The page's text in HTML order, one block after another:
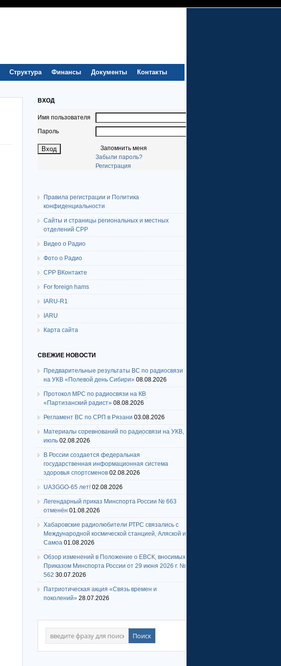
Структура Финансы Документы Контакты
ВХОД
Имя пользователя
Пароль
Запомнить меня
Забыли пароль?
Регистрация
Правила регистрации и Политика
конфиденциальности
Сайты и страницы региональных и местных
отделений СРР
Видео о Радио
Фото о Радио
СРР ВКонтакте
For foreign hams
IARU-R1
IARU
Карта сайта
СВЕЖИЕ НОВОСТИ
Предварительные результаты ВС по радиосвязи
на УКВ «Полевой день Сибири» 08.08.2026
Протокол МРС по радиосвязи на КВ
«Партизанский радист» 08.08.2026
Регламент ВС по СРП в Рязани 03.08.2026
Материалы соревнований по радиосвязи на УКВ,
июль 02.08.2026
В России создается федеральная
государственная информационная система
здоровья спортсменов 02.08.2026
UA3GGO-65 лет! 02.08.2026
Легендарный приказ Минспорта России № 663
отменён 01.08.2026
Хабаровские радиолюбители РТРС связались с
Международной космической станцией, Аляской и
Самоа 01.08.2026
Обзор изменений в Положение о ЕВСК, вносимых
Приказом Минспорта России от 29 июня 2026 г. №
562 30.07.2026
Патриотическая акция «Связь времен и
поколений» 28.07.2026